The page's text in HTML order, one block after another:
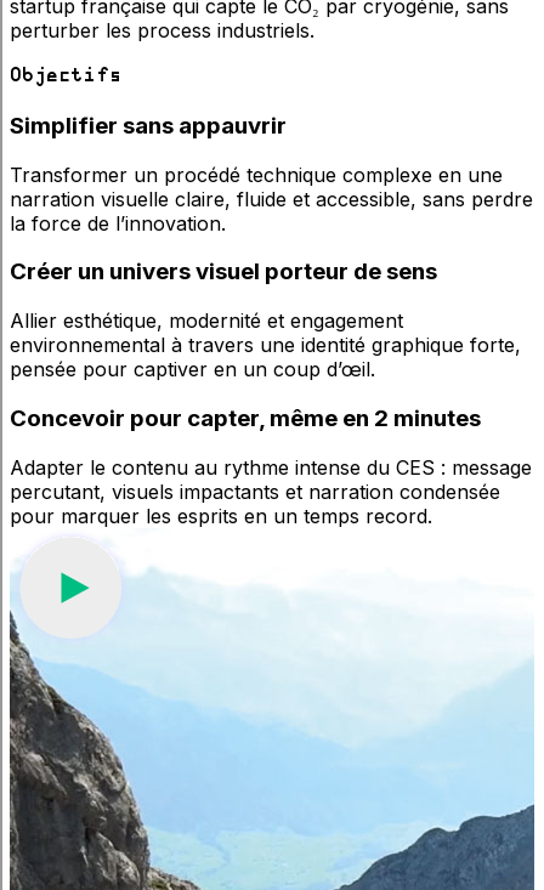
startup française qui capte le CO₂ par cryogénie, sans
perturber les process industriels.
Objectifs
Simplifier sans appauvrir
Transformer un procédé technique complexe en une
narration visuelle claire, fluide et accessible, sans perdre
la force de l’innovation.
Créer un universvisuel porteur desens
Allier esthétique, modernité et engagement
environnemental à travers une identité graphique forte,
pensée pour captiver en un coup d’œil.
Concevoir pour capter, même en 2 minutes
Adapter le contenu au rythme intense du CES : message
percutant, visuels impactants et narration condensée
pour marquer les esprits en un temps record.